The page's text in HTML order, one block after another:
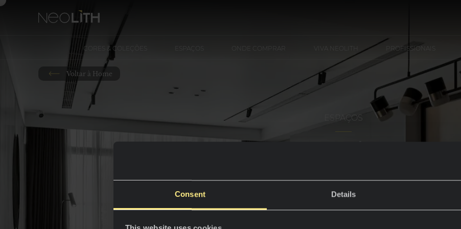
Consent Details
CORES & COLEÇÕES ONDE COMPRAR PROFISSIONAIS
ESPAÇOS
Interior
Voltar à Home